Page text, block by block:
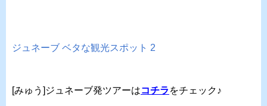
ジュネーブ ベタな観光スポット 2
[みゅう]ジュネーブ発ツアーはコチラ をチェック♪